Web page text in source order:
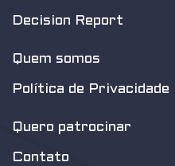
Decision Report
Quem somos
Política de Privacidade
Quero patrocinar
Contato